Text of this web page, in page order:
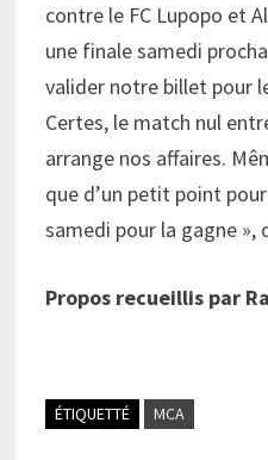
contre le FC Lupopo et
une finale samedi
valider notre billet pour
Certes, le match nul
arrange nos affaires.
que d’un petit point
samedi pour la gagne »,
Propos recueillis par
ÉTIQUETTÉ MCA